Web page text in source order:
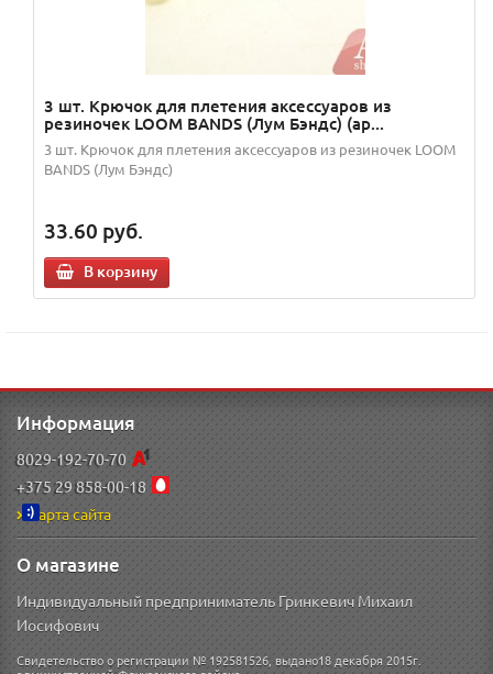
3 шт. Крючок для плетения аксессуаров из
резиночек LOOM BANDS (Лум Бэндс) (ар...
3 шт. Крючок для плетения аксессуаров из резиночек LOOM
BANDS (Лум Бэндс)
33.60 руб.
В корзину
Информация
8029-192-70-70
+375 29 858-00-18
Карта сайта
О магазине
Индивидуальный предприниматель Гринкевич Михаил
Иосифович
Свидетельство о регистрации № 192581526, выдано18 декабря 2015г.